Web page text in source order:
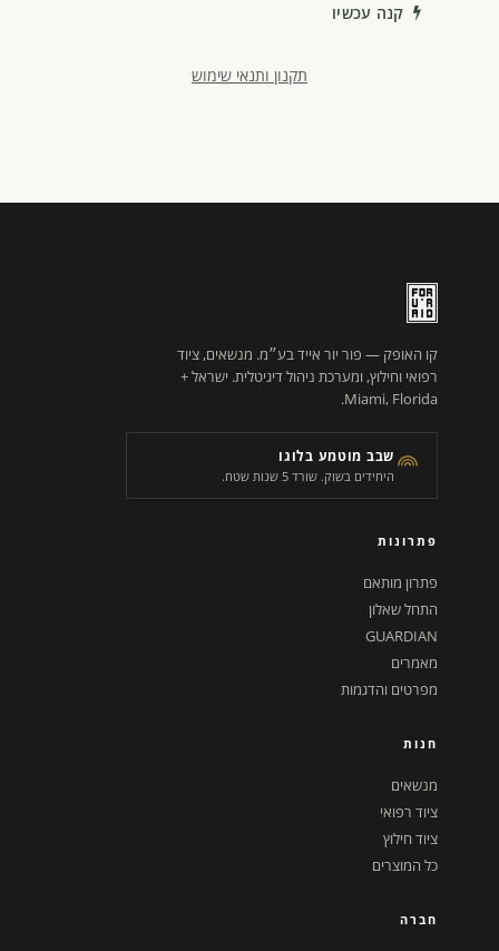
קנה עכשיו
תקנון ותנאי שימוש
קו האופק — פור יור אייד בע״מ. מנשאים, ציוד
רפואי וחילוץ, ומערכת ניהול דיגיטלית. ישראל +
Miami, Florida.
שבב מוטמע בלוגו
היחידים בשוק. שורד 5 שנות שטח.
פתרונות
פתרון מותאם
התחל שאלון
GUARDIAN
מאמרים
מפרטים והדגמות
חנות
מנשאים
ציוד רפואי
ציוד חילוץ
כל המוצרים
חברה